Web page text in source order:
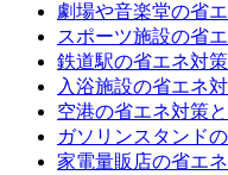
劇場や音楽堂の省
スポーツ施設の省
鉄道駅の省エネ対
入浴施設の省エネ
空港の省エネ対策
ガソリンスタンド
家電量販店の省エ